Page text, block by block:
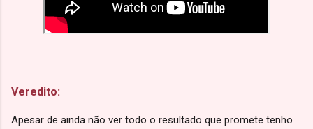
Veredito:
Apesar de ainda não ver todo o resultado que promete tenho